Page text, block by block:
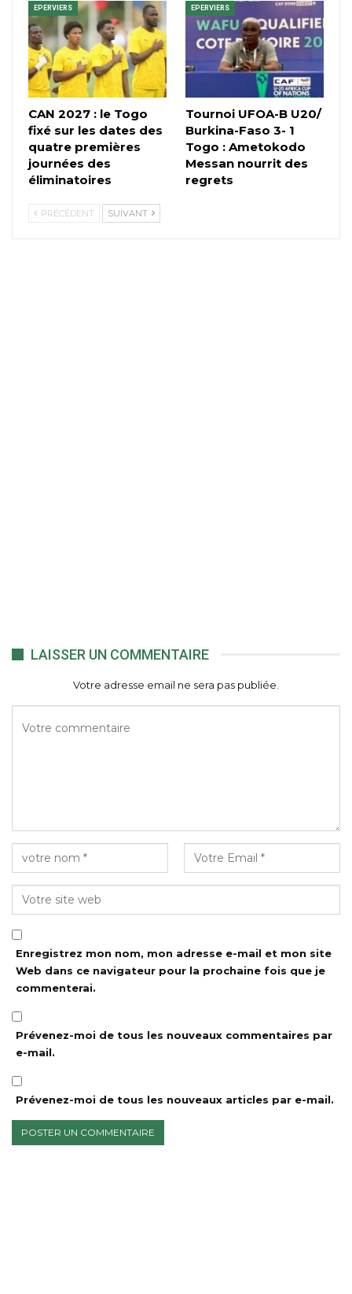
EPERVIERS
CAN 2027 : le Togo
fixé sur les dates des
quatre premières
journées des
éliminatoires
EPERVIERS
Tournoi UFOA-B U20/
Burkina-Faso 3- 1
Togo : Ametokodo
Messan nourrit des
regrets
PRÉCÉDENT SUIVANT
LAISSER UN COMMENTAIRE
Votre adresse email ne sera pas publiée.
Enregistrez mon nom, mon adresse e-mail et mon site
Web dans ce navigateur pour la prochaine fois que je
commenterai.
Prévenez-moi de tous les nouveaux commentaires par
e-mail.
Prévenez-moi de tous les nouveaux articles par e-mail.